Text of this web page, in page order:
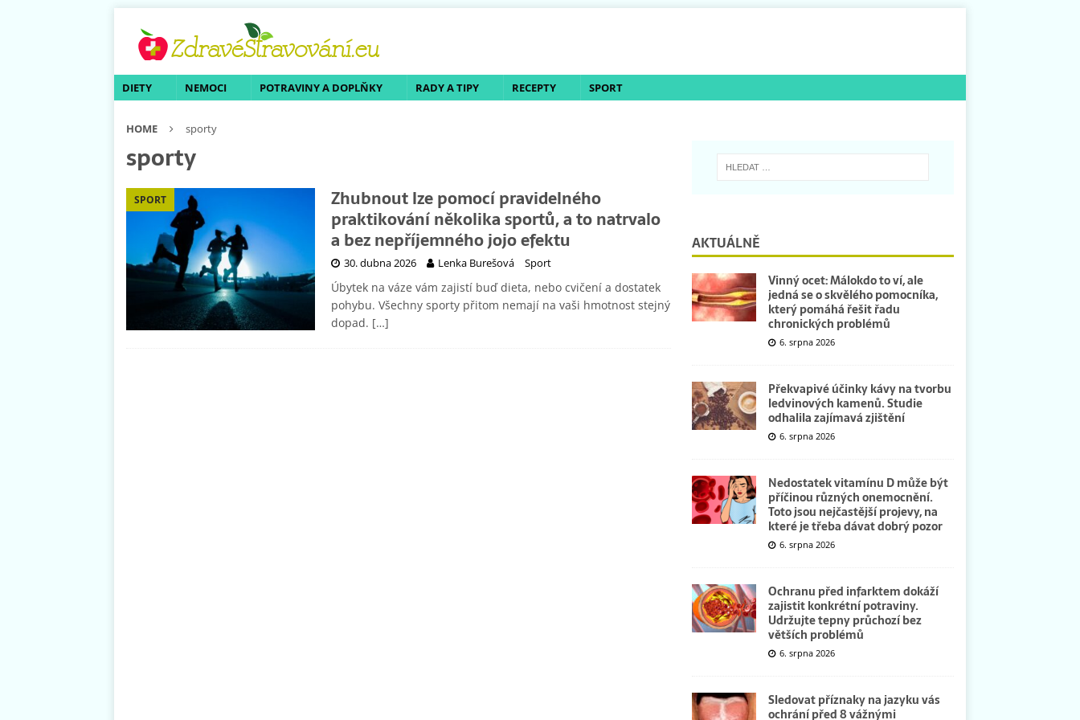
DIETY NEMOCI POTRAVINY A DOPLŇKY RADY A TIPY RECEPTY SPORT
HOME sporty
sporty
SPORT
Zhubnout lze pomocí pravidelného
praktikování několika sportů, a to natrvalo
a bez nepříjemného jojo efektu
30. dubna 2026 Lenka Burešová Sport
Úbytek na váze vám zajistí buď dieta, nebo cvičení a dostatek
pohybu. Všechny sporty přitom nemají na vaši hmotnost stejný
dopad. […]
AKTUÁLNĚ
Vinný ocet: Málokdo to ví, ale
jedná se o skvělého pomocníka,
který pomáhá řešit řadu
chronických problémů
6. srpna 2026
Překvapivé účinky kávy na tvorbu
ledvinových kamenů. Studie
odhalila zajímavá zjištění
6. srpna 2026
Nedostatek vitamínu D může být
příčinou různých onemocnění.
Toto jsou nejčastější projevy, na
které je třeba dávat dobrý pozor
6. srpna 2026
Ochranu před infarktem dokáží
zajistit konkrétní potraviny.
Udržujte tepny průchozí bez
větších problémů
6. srpna 2026
Sledovat příznaky na jazyku vás
ochrání před 8 vážnými